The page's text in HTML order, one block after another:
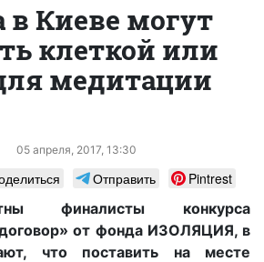
в Киеве могут
клеткой или
медитации
05 апреля, 2017, 13:30
Отправить
Pintrest
финалисты конкурса
от фонда ИЗОЛЯЦИЯ, в
что поставить на месте